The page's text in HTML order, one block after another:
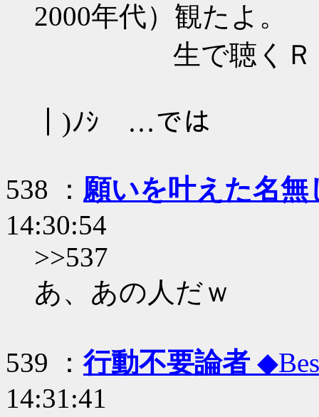
2000年代）観たよ。
生で聴くＲＥＤ
｜)ﾉｼ …では
538 ： 願いを叶えた名無
14:30:54
>>537
あ、あの人だｗ
539 ：行動不要論者
14:31:41